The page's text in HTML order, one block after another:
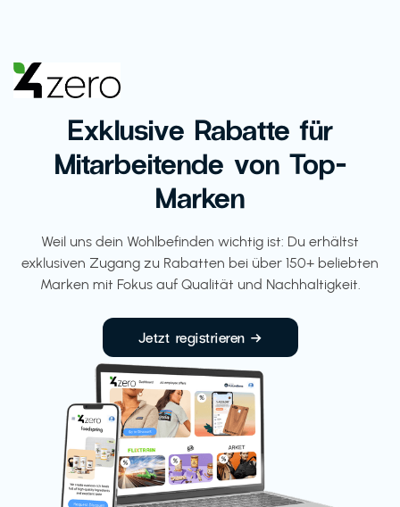
Exklusive Rabatte für
Mitarbeitende von Top-
Marken
Weil uns dein Wohlbefinden wichtig ist: Du erhältst
exklusiven Zugang zu Rabatten bei über 150+ beliebten
Marken mit Fokus auf Qualität und Nachhaltigkeit.
Jetzt registrieren →